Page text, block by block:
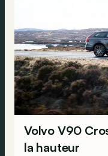
Volvo V90
la hauteur